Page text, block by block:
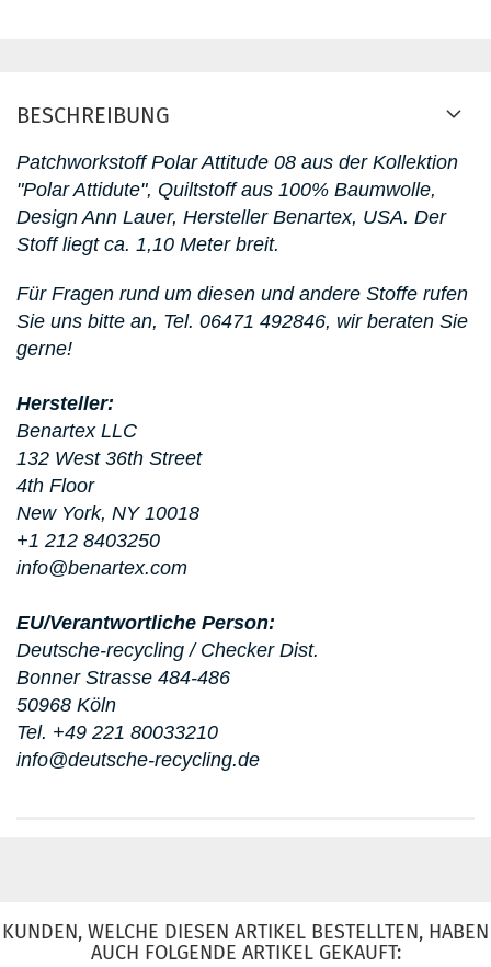
BESCHREIBUNG
Patchworkstoff Polar Attitude 08 aus der Kollektion
"Polar Attidute", Quiltstoff aus 100% Baumwolle,
Design Ann Lauer, Hersteller Benartex, USA. Der
Stoff liegt ca. 1,10 Meter breit.
Für Fragen rund um diesen und andere Stoffe rufen
Sie uns bitte an, Tel. 06471 492846, wir beraten Sie
gerne!
Hersteller:
Benartex LLC
132 West 36th Street
4th Floor
New York, NY 10018
+1 212 8403250
info@benartex.com
EU/Verantwortliche Person:
Deutsche-recycling / Checker Dist.
Bonner Strasse 484-486
50968 Köln
Tel. +49 221 80033210
info@deutsche-recycling.de
KUNDEN, WELCHE DIESEN ARTIKEL BESTELLTEN, HABEN
AUCH FOLGENDE ARTIKEL GEKAUFT: